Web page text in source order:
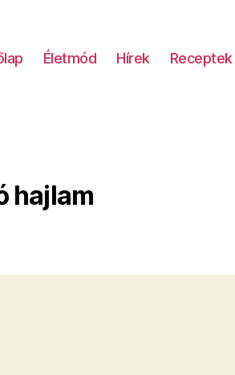
Életmód Hírek Receptek
hajlam